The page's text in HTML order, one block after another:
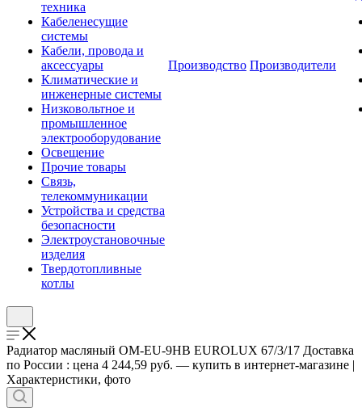
техника
Кабеленесущие
системы
Кабели, провода и
аксессуары
Климатические и
инженерные системы
Низковольтное и
промышленное
электрооборудование
Освещение
Прочие товары
Связь,
телекоммуникации
Устройства и средства
безопасности
Электроустановочные
изделия
Твердотопливные
котлы
Производство Производители
Радиатор масляный ОМ-EU-9НВ EUROLUX 67/3/17 Доставка
по России : цена 4 244,59 руб. — купить в интернет-магазине |
Характеристики, фото